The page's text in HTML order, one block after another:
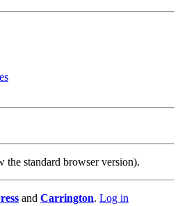
the standard browser version).
and Carrington. Log in